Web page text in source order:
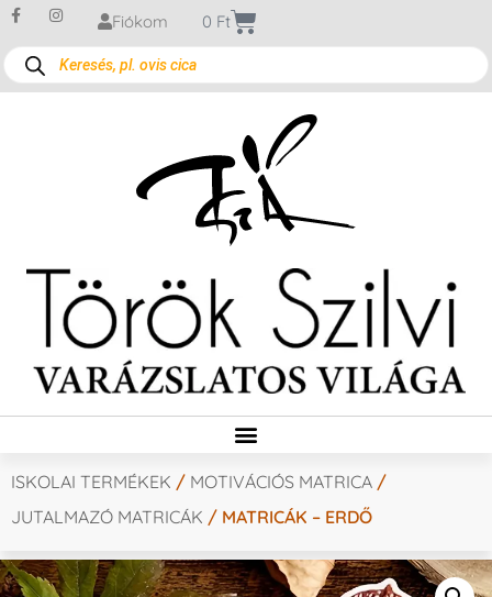
Fiókom 0 Ft
ISKOLAI TERMÉKEK / MOTIVÁCIÓS MATRICA /
JUTALMAZÓ MATRICÁK / MATRICÁK – ERDŐ